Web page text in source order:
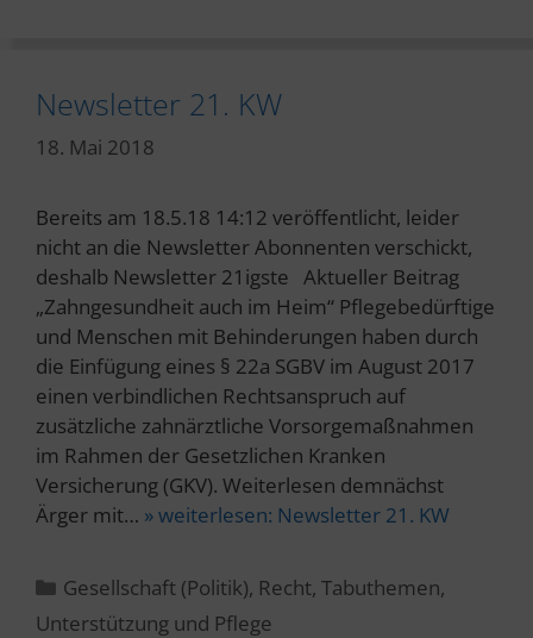
Newsletter 21. KW
18. Mai 2018
Bereits am 18.5.18 14:12 veröffentlicht, leider
nicht an die Newsletter Abonnenten verschickt,
deshalb Newsletter 21igste Aktueller Beitrag
„Zahngesundheit auch im Heim“ Pflegebedürftige
und Menschen mit Behinderungen haben durch
die Einfügung eines § 22a SGBV im August 2017
einen verbindlichen Rechtsanspruch auf
zusätzliche zahnärztliche Vorsorgemaßnahmen
im Rahmen der Gesetzlichen Kranken
Versicherung (GKV). Weiterlesen demnächst
Ärger mit… » weiterlesen: Newsletter 21. KW
Kategorien
Gesellschaft (Politik), Recht,Tabuthemen,
Unterstützung und Pflege